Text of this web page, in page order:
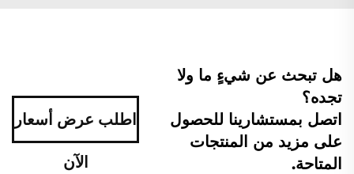
هل تبحث عن شيءٍ ما ولا
تجده؟
اتصل بمستشارينا للحصول
على مزيد من المنتجات
المتاحة.
اطلب عرض أسعار
الآن